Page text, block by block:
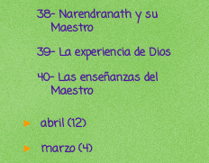
38- Narendranath y su
Maestro
39- La experiencia de Dios
40- Las enseñanzas del
Maestro
►abril(12)
►marzo(4)